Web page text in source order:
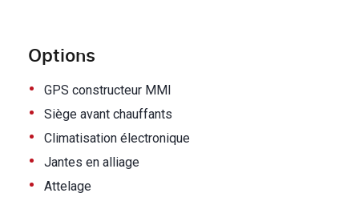
Options
• GPS constructeur MMI
• Siège avant chauffants
• Climatisation électronique
• Jantes en alliage
• Attelage